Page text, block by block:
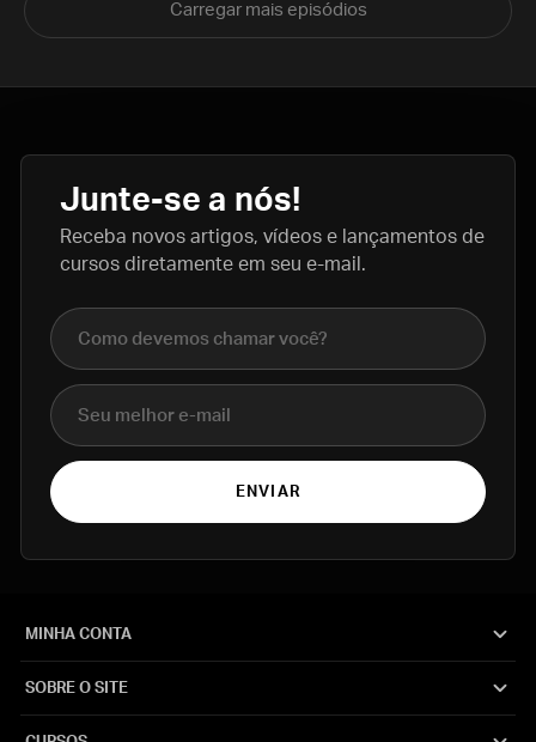
Carregar mais episódios
Junte-se a nós!
Receba novos artigos, vídeos e lançamentos de
cursos diretamente em seu e-mail.
Nome completo
E-mail
ENVIAR
MINHA CONTA
SOBRE O SITE